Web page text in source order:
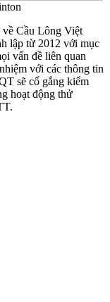
về Cầu Lông Việt
lập từ 2012 với mục
vấn đề liên quan
với các thông tin
sẽ cố gắng kiểm
hoạt động thử